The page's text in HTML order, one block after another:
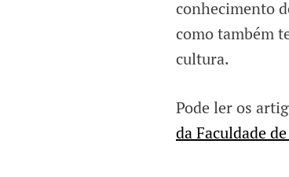
conhecimento
como também
cultura.
Pode ler os
da Faculdade